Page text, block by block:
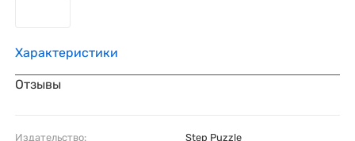
Характеристики
Отзывы
Издательство:
Step Puzzle